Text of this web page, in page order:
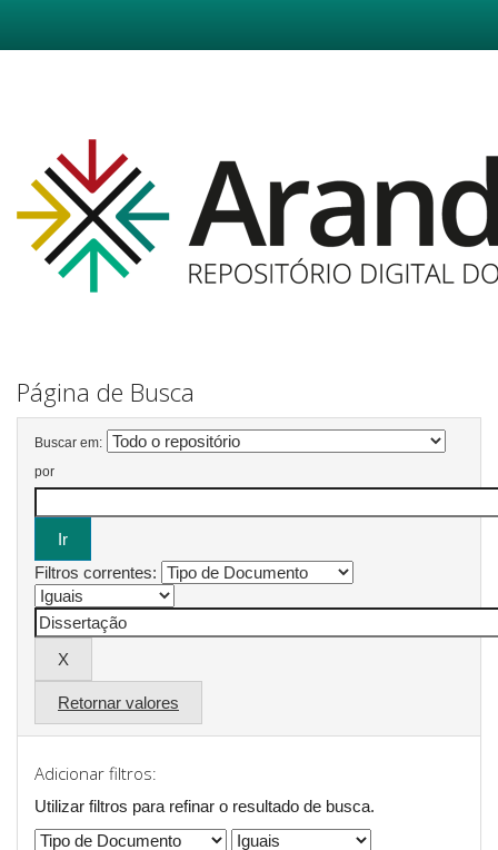
Página de Busca
Buscar em:
por
Filtros correntes:
Retornar valores
Adicionar filtros:
Utilizar filtros para refinar o resultado de busca.